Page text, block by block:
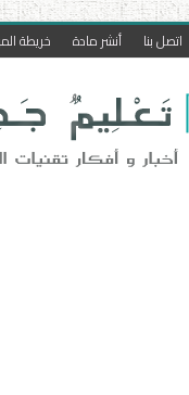
اتصل بنا أنشر مادة خريطة